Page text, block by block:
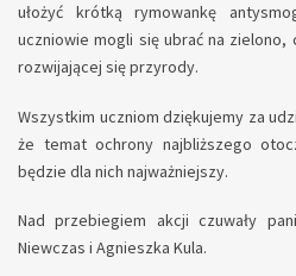
ułożyć krótką rymowankę
uczniowie mogli się ubrać na
rozwijającej się przyrody.
Wszystkim uczniom dziękujemy za
że temat ochrony najbliższego
będzie dla nich najważniejszy.
Nad przebiegiem akcji czuwały
Niewczas i Agnieszka Kula.